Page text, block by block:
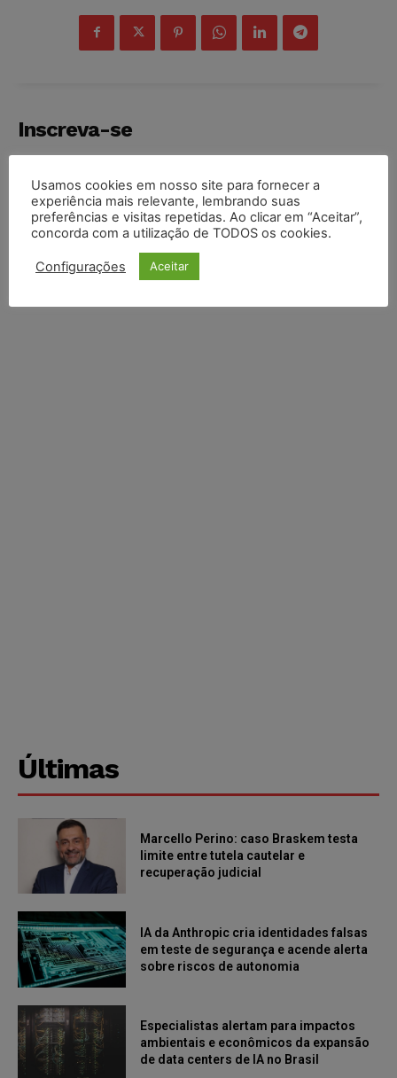
Inscreva-se
INSCREVER
Li e aceito aPolítica de Privacidade
Últimas
Marcello Perino: caso Braskem testa
limite entre tutela cautelar e
recuperação judicial
IA da Anthropic cria identidades falsas
em teste de segurança e acende alerta
sobre riscos de autonomia
Especialistas alertam para impactos
ambientais e econômicos da expansão
de data centers de IA no Brasil
Usamos cookies em nosso site para fornecer a
experiência mais relevante, lembrando suas
preferências e visitas repetidas. Ao clicar em “Aceitar”,
concorda com a utilização de TODOS os cookies.
Configurações Aceitar